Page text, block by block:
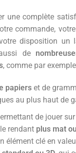
une complète
commande,
disposition un
de
, comme par
papierset de
au plus haut de
de jouer
rendant plus mat
élément clé en